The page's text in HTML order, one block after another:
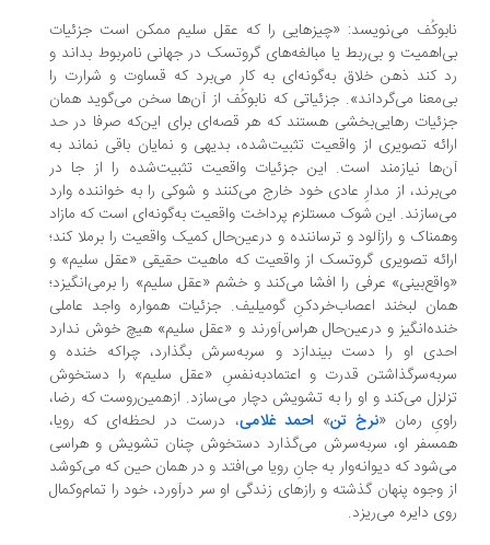
می‌نویسد: «چیزهایی را که عقل سلیم ممکن است جزئیات
و بی‌ربط یا مبالغه‌های گروتسک در جهانی نامربوط بداند و
کند ذهن خلاق به‌گونه‌ای به کار می‌برد که قساوت و شرارت را
می‌گرداند». جزئیاتی که نابوکُف از آن‌ها سخن می‌گوید همان
رهایی‌بخشی هستند که هر قصه‌ای برای این‌که صرفا در حد
تصویری از واقعیت تثبیت‌شده، بدیهی و نمایان باقی نماند به
نیازمند است. این جزئیات واقعیت تثبیت‌شده را از جا در
از مدارِ عادی خود خارج می‌کنند و شوکی را به خواننده وارد
این شوک مستلزم پرداخت واقعیت به‌گونه‌ای است که مازاد
و رازآلود و ترساننده و درعین‌حال کمیک واقعیت را برملا کند؛
تصویری گروتسک از واقعیت که ماهیت حقیقی «عقل سلیم» و
عرفی را افشا می‌کند و خشم «عقل سلیم» را برمی‌انگیزد؛
لبخند اعصاب‌خردکنِ گومیلیف. جزئیات همواره واجد عاملی
و درعین‌حال هراس‌آورند و «عقل سلیم» هیچ خوش ندارد
او را دست بیندازد و سربه‌سرش بگذارد، چراکه خنده و
قدرت و اعتماد‌به‌نفسِ «عقل سلیم» را دستخوش
می‌کند و او را به تشویش دچار می‌سازد. ازهمین‌روست که رضا،
رمان «نرخ تن»احمد غلامی ، درست در لحظه‌ای که رویا،
او، سربه‌سرش می‌گذارد دستخوش چنان تشویش و هراسی
که دیوانه‌وار به جانِ رویا می‌افتد و در همان حین که می‌کوشد
وجوه پنهان گذشته و رازهای زندگی او سر درآورد، خود را تمام‌وکمال
دایره می‌ریزد.